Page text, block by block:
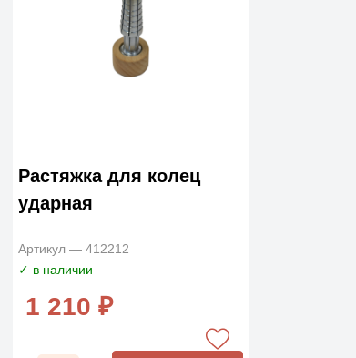
Растяжка для колец
ударная
Артикул — 412212
✓ в наличии
1 210 ₽